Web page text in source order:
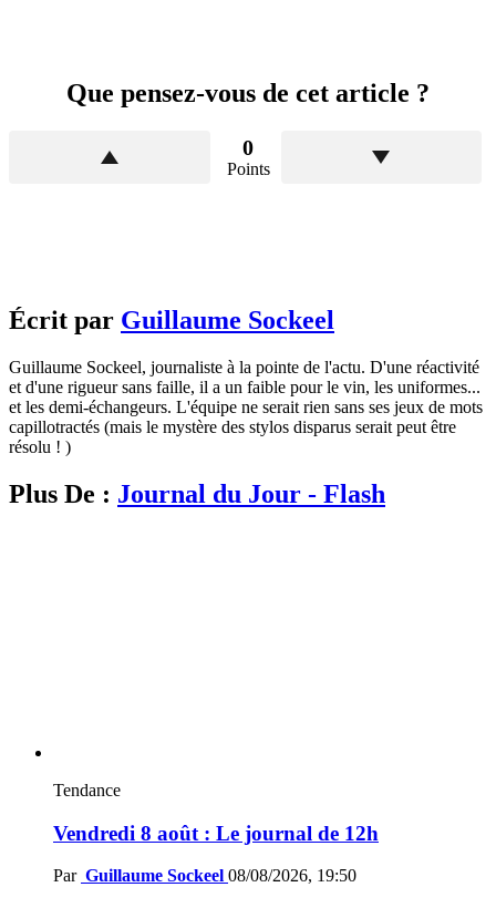
Que pensez-vous de cet article ?
0
Points
Écrit par Guillaume Sockeel
Guillaume Sockeel, journaliste à la pointe de l'actu. D'une réactivité
et d'une rigueur sans faille, il a un faible pour le vin, les uniformes...
et les demi-échangeurs. L'équipe ne serait rien sans ses jeux de mots
capillotractés (mais le mystère des stylos disparus serait peut être
résolu ! )
Plus De : Journal du Jour - Flash
Tendance
Vendredi 8 août : Le journal de 12h
Par Guillaume Sockeel 08/08/2026, 19:50